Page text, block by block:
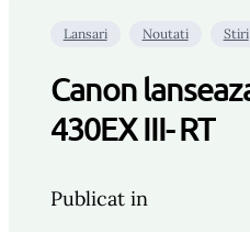
Lansari Noutati Stiri
Canon
430EX III- RT
Publicat in